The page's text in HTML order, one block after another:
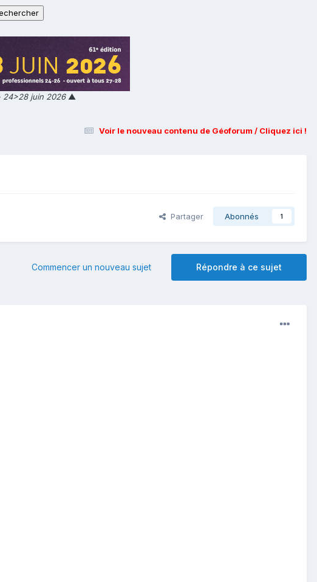
24>28 juin 2026▲
Voir le nouveau contenu de Géoforum / Cliquez ici !
Partager Abonnés 1
Répondre à ce sujet
Commencer un nouveau sujet